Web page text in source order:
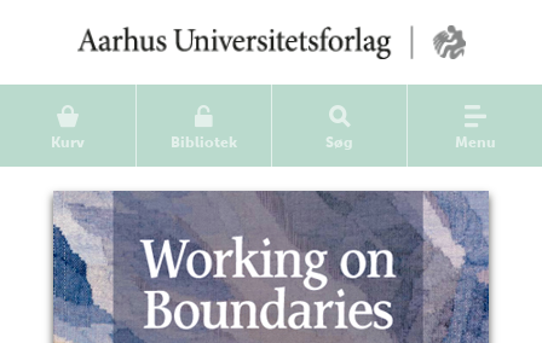
Kurv Bibliotek Søg Menu